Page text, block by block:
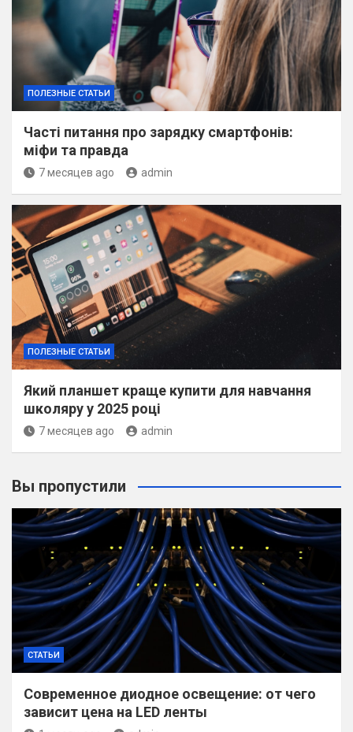
ПОЛЕЗНЫЕ СТАТЬИ
Часті питання про зарядку смартфонів:
міфи та правда
7 месяцев ago admin
ПОЛЕЗНЫЕ СТАТЬИ
Який планшет краще купити для навчання
школяру у 2025 році
7 месяцев ago admin
Вы пропустили
СТАТЬИ
Современное диодное освещение: от чего
зависит цена на LED ленты